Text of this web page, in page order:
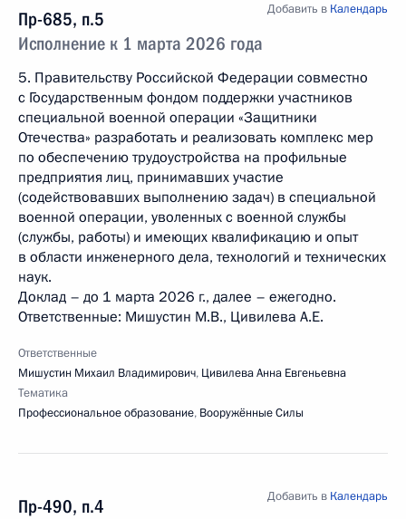
Пр-685, п.5
Исполнение к 1 марта 2026 года
Добавить в Календарь
5. Правительству Российской Федерации совместно
с Государственным фондом поддержки участников
специальной военной операции «Защитники
Отечества» разработать и реализовать комплекс мер
по обеспечению трудоустройства на профильные
предприятия лиц, принимавших участие
(содействовавших выполнению задач) в специальной
военной операции, уволенных с военной службы
(службы, работы) и имеющих квалификацию и опыт
в области инженерного дела, технологий и технических
наук.
Доклад – до 1 марта 2026 г., далее – ежегодно.
Ответственные: Мишустин М.В., Цивилева А.Е.
Ответственные
Мишустин Михаил Владимирович, Цивилева Анна Евгеньевна
Тематика
Профессиональное образование, Вооружённые Силы
Пр-490, п.4
Добавить в Календарь